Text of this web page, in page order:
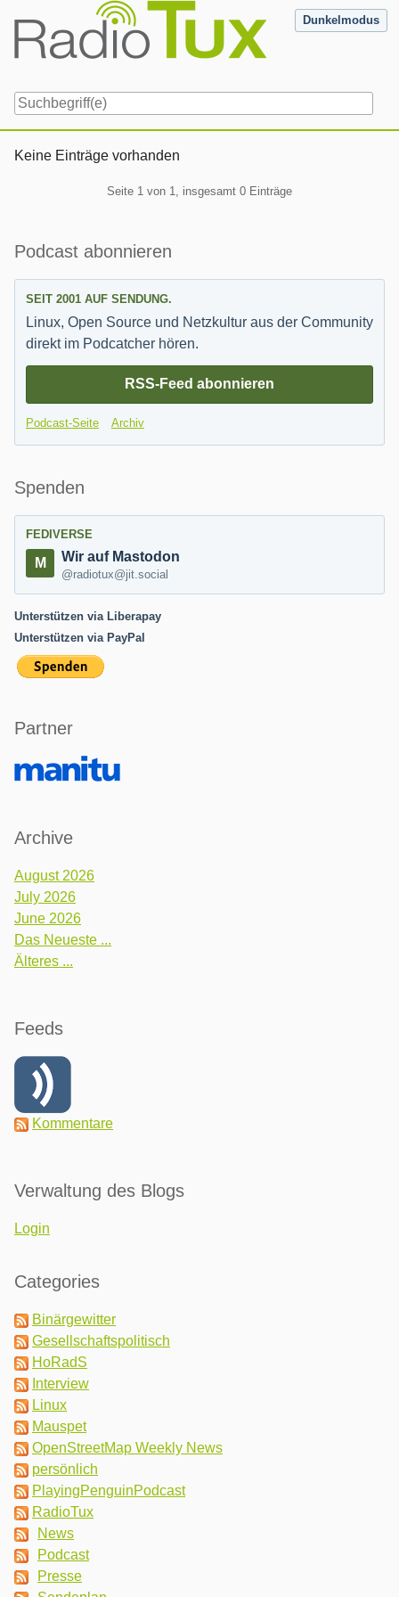
content
Dunkelmodus
Keine Einträge vorhanden
Seite 1 von 1, insgesamt 0 Einträge
Seitenleiste
Podcast abonnieren
SEIT 2001 AUF SENDUNG.
Linux, Open Source und Netzkultur aus der Community
direkt im Podcatcher hören.
RSS-Feed abonnieren
Podcast-Seite Archiv
Spenden
FEDIVERSE
Wir auf Mastodon
@radiotux@jit.social
Unterstützen via Liberapay
Unterstützen via PayPal
Partner
Archive
August 2026
July 2026
June 2026
Das Neueste ...
Älteres ...
Feeds
Kommentare
Verwaltung des Blogs
Login
Categories
Binärgewitter
Gesellschaftspolitisch
HoRadS
Interview
Linux
Mauspet
OpenStreetMap Weekly News
persönlich
PlayingPenguinPodcast
RadioTux
News
Podcast
Presse